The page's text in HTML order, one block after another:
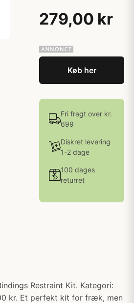
279,00 kr
Køb her
Fri fragt over kr.
699
Diskret levering
1-2 dage
100 dages
returret
Restraint Kit. Kategori:
kr. Et perfekt kit for fræk, men